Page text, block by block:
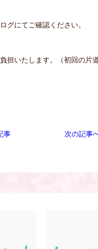
グにてご確認ください。
担いたします。（初回の片
事 次の記事